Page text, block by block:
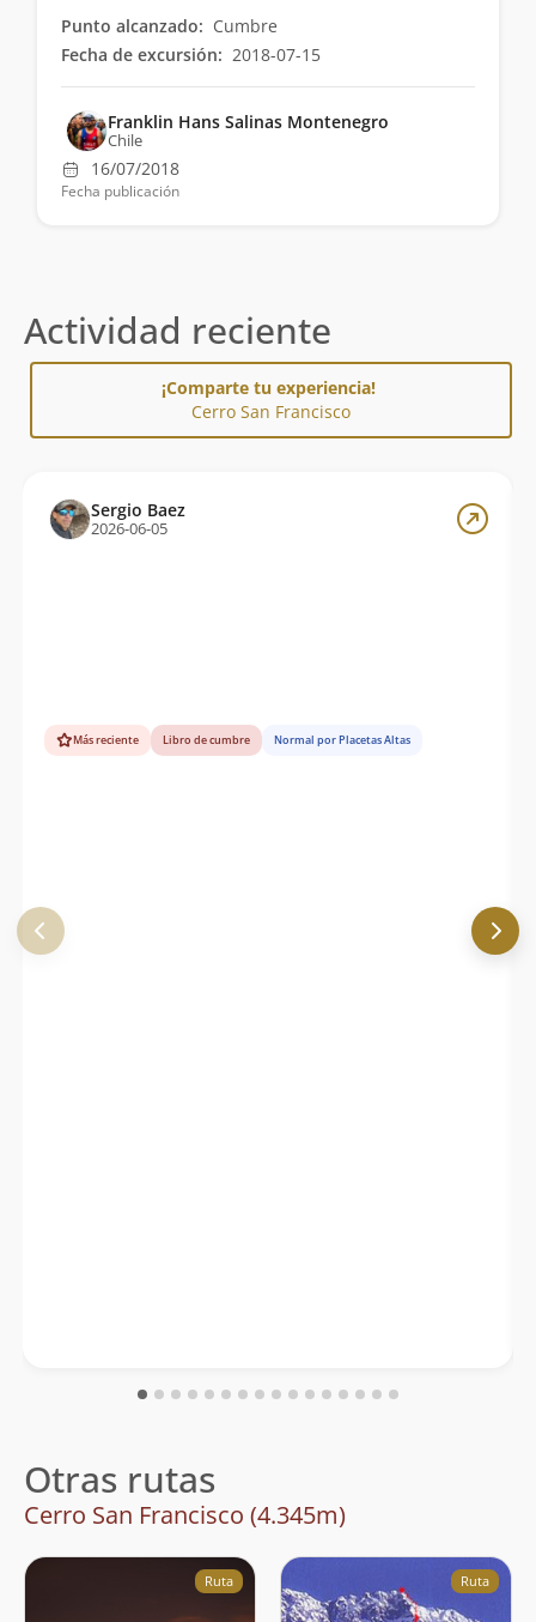
Punto alcanzado: Cumbre
Fecha de excursión: 2018-07-15
Franklin Hans Salinas Montenegro
Chile
16/07/2018
Fecha publicación
Actividad reciente
¡Comparte tu experiencia!
Cerro San Francisco
Sergio Baez
2026-06-05
Más reciente Libro de cumbre Normal por Placetas Altas
Otras rutas
Cerro San Francisco (4.345m)
Ruta Ruta